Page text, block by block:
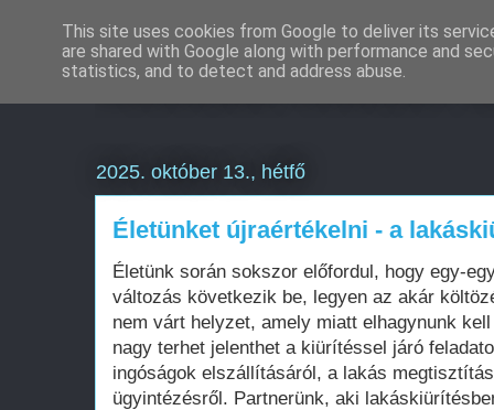
Weboldal készítés
2025. október 13., hétfő
Életünket újraértékelni - a
Életünk során sokszor előfordul, hogy egy-
változás következik be, legyen az akár
nem várt helyzet, amely miatt elhagynunk
nagy terhet jelenthet a kiürítéssel járó
ingóságok elszállításáról, a lakás
ügyintézésről. Partnerünk, aki
This site uses cookies from Google to deliver its
are shared with Google along with performance and
statistics, and to detect and address abuse.